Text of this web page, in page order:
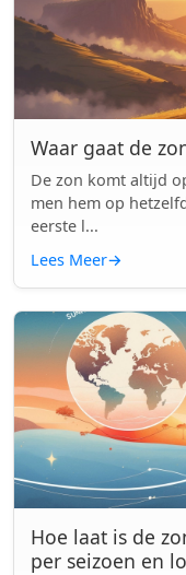
Waar gaat de
De zon komt altijd
men hem op
eerste l...
Lees Meer→
Hoe laat is de
per seizoen en